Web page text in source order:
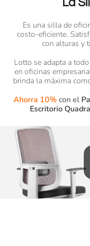
Es una silla de
costo-eficiente.
con alturas y
Lotto se adapta a
en oficinas
brinda la máxima
Ahorra 10%con el
Escritorio